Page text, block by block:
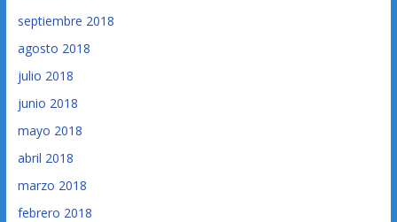
septiembre 2018
agosto 2018
julio 2018
junio 2018
mayo 2018
abril 2018
marzo 2018
febrero 2018